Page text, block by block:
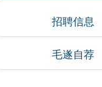
招聘信息
毛遂自荐